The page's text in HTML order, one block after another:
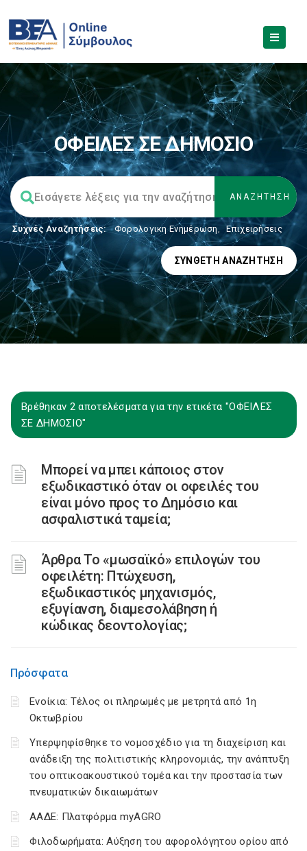
ΟΦΕΙΛΕΣ ΣΕ ΔΗΜΟΣΙΟ
Συχνές Αναζητήσεις: Φορολογικη Ενημέρωση, Επιχειρήσεις
ΣΎΝΘΕΤΗ ΑΝΑΖΉΤΗΣΗ
Βρέθηκαν 2 αποτελέσματα για την ετικέτα "ΟΦΕΙΛΕΣ
ΣΕ ΔΗΜΟΣΙΟ"
Μπορεί να μπει κάποιος στον
εξωδικαστικό όταν οι οφειλές του
είναι μόνο προς το Δημόσιο και
ασφαλιστικά ταμεία;
Άρθρα Το «μωσαϊκό» επιλογών του
οφειλέτη: Πτώχευση,
εξωδικαστικός μηχανισμός,
εξυγίανση, διαμεσολάβηση ή
κώδικας δεοντολογίας;
Πρόσφατα
Ενοίκια: Τέλος οι πληρωμές με μετρητά από 1η
Οκτωβρίου
Υπερψηφίσθηκε το νομοσχέδιο για τη διαχείριση και
ανάδειξη της πολιτιστικής κληρονομιάς, την ανάπτυξη
του οπτικοακουστικού τομέα και την προστασία των
πνευματικών δικαιωμάτων
ΑΑΔΕ: Πλατφόρμα myAGRO
Φιλοδωρήματα: Αύξηση του αφορολόγητου ορίου από